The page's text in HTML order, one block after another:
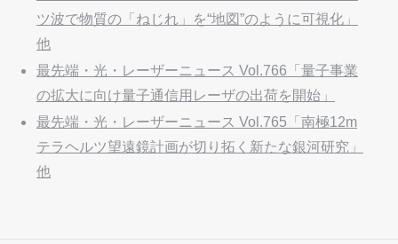
ツ波で物質の「ねじれ」を“地図”のように可視化」
他
最先端・光・レーザーニュース Vol.766「量子事業
の拡大に向け量子通信用レーザの出荷を開始」
最先端・光・レーザーニュース Vol.765「南極12m
テラヘルツ望遠鏡計画が切り拓く新たな銀河研究」
他